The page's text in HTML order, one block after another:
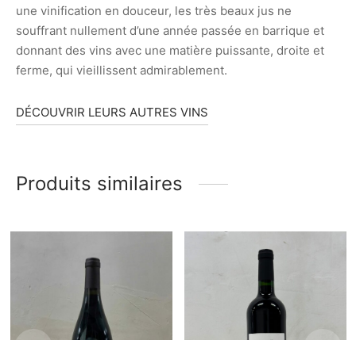
une vinification en douceur, les très beaux jus ne
souffrant nullement d’une année passée en barrique et
donnant des vins avec une matière puissante, droite et
ferme, qui vieillissent admirablement.
DÉCOUVRIR LEURS AUTRES VINS
Produits similaires